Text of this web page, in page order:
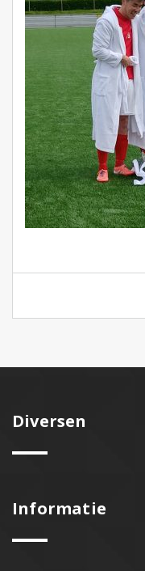
Diversen
Informatie